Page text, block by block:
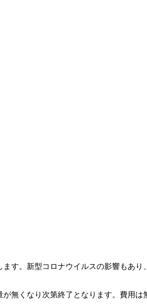
す。新型コロナウイルスの影響もあ
無くなり次第終了となります。費用は